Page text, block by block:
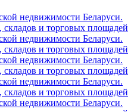
недвижимости Беларуси.
и торговых площадей
недвижимости Беларуси.
и торговых площадей
недвижимости Беларуси.
и торговых площадей
недвижимости Беларуси.
и торговых площадей
недвижимости Беларуси.